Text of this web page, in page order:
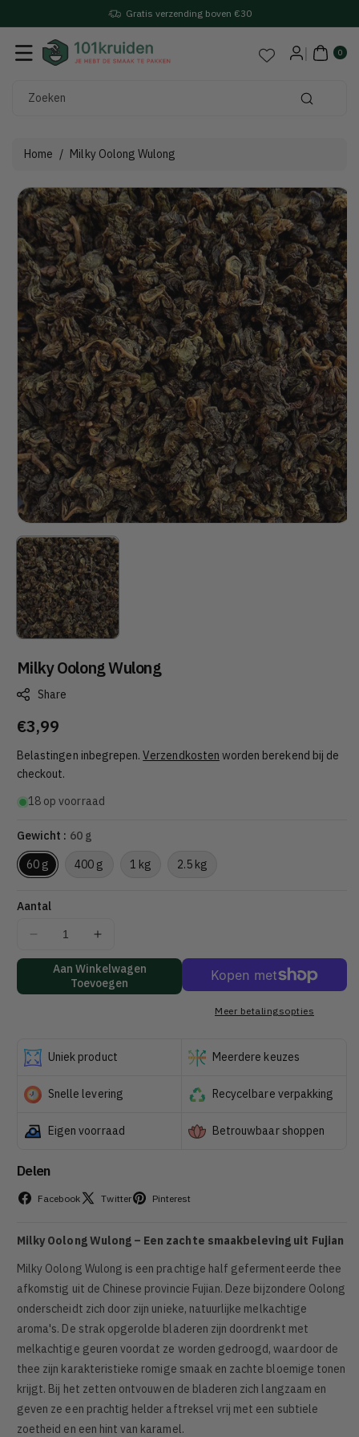
Gratis verzending boven €30
Zoeken
0
arti
kel
Home / Milky Oolong Wulong
Ga Direct Naar
Productinformatie
Milky Oolong Wulong
Share
Normale
prijs
€3,99
Belastingen inbegrepen.Verzendkosten worden berekend bij de
checkout.
18 op voorraad
Gewicht : 60 g
60 g
400 g 1 kg 2.5 kg
Aantal
Aantal
verlagen
voor
Milky
Aantal
verhogen
voor
Milky
Aan Winkelwagen
Toevoegen
Meer betalingsopties
Uniek product Meerdere keuzes
Snelle levering Recycelbare verpakking
Eigen voorraad Betrouwbaar shoppen
Delen
Facebook Twitter Pinterest
Milky Oolong Wulong – Een zachte smaakbeleving uit Fujian
Milky Oolong Wulong is een prachtige half gefermenteerde thee
afkomstig uit de Chinese provincie Fujian. Deze bijzondere Oolong
onderscheidt zich door zijn unieke, natuurlijke melkachtige
aroma's. De strak opgerolde bladeren zijn doordrenkt met
melkachtige geuren voordat ze worden gedroogd, waardoor de
thee zijn karakteristieke romige smaak en zachte bloemige tonen
krijgt. Bij het zetten ontvouwen de bladeren zich langzaam en
geven ze een prachtig helder aftreksel vrij met een subtiele
zoetheid en een hint van karamel.